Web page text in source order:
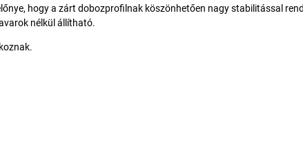
hogy a zárt dobozprofilnak köszönhetően nagy stabilitással
nélkül állítható.